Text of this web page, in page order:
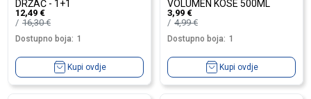
DRŽAČ - 1+1
12,49 €
16,30€
Dostupno boja: 1
Kupi ovdje
VOLUMEN KOSE 500ML
3,99 €
4,99€
Dostupno boja: 1
Kupi ovdje